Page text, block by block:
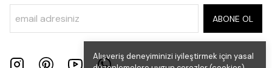
Alışveriş deneyiminizi iyileştirmek için yasal
ABONE OL